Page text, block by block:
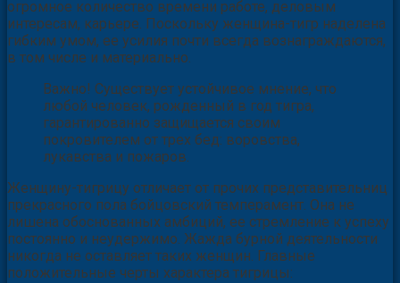
огромное количество времени работе, деловым
интересам, карьере. Поскольку женщина-тигр наделена
гибким умом, ее усилия почти всегда вознаграждаются,
в том числе и материально.
Важно! Существует устойчивое мнение, что
любой человек, рожденный в год тигра,
гарантированно защищается своим
покровителем от трех бед: воровства,
лукавства и пожаров.
Женщину-тигрицу отличает от прочих представительниц
прекрасного пола бойцовский темперамент. Она не
лишена обоснованных амбиций, ее стремление к успеху
постоянно и неудержимо. Жажда бурной деятельности
никогда не оставляет таких женщин. Главные
положительные черты характера тигрицы: